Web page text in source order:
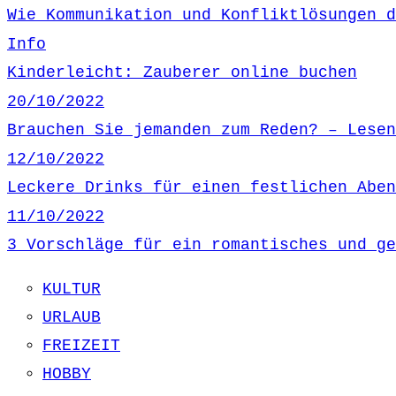
Wie Kommunikation und
Info
Kinderleicht: Zauberer online buchen
20/10/2022
Brauchen Sie jemanden zum Reden? –
12/10/2022
Leckere Drinks für einen festlichen
11/10/2022
3 Vorschläge für ein romantisches und
KULTUR
URLAUB
FREIZEIT
HOBBY